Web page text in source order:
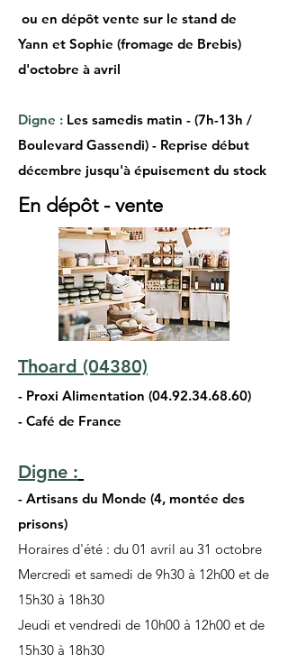
ou en dépôt vente sur le stand de
Yann et Sophie (fromage de Brebis)
d'octobre à avril
Digne : Les samedis matin - (7h-13h /
Boulevard Gassendi) - Reprise début
décembre jusqu'à épuisement du stock
En dépôt - vente
Thoard (04380)
- Proxi Alimentation (04.92.34.68.60)
- Café de France
Digne :
- Artisans du Monde (4, montée des
prisons)
Horaires d'été : du 01 avril au 31 octobre
Mercredi et samedi de 9h30 à 12h00 et de
15h30 à 18h30
Jeudi et vendredi de 10h00 à 12h00 et de
15h30 à 18h30